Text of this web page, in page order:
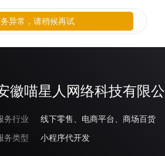
徽喵星人网络科技有限
务行业
线下零售、电商平台、商场百货
务类型
小程序代开发
异常，请稍候再试